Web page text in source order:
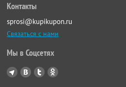
Контакты
sprosi@kupikupon.ru
Связаться с нами
Мы в Соцсетях